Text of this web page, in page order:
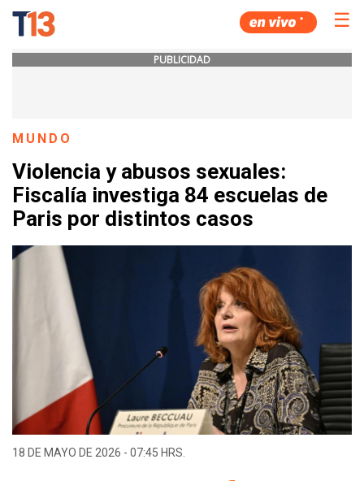
☰
PUBLICIDAD
MUNDO
Violencia y abusos sexuales:
Fiscalía investiga 84 escuelas de
Paris por distintos casos
18 DE MAYO DE 2026 - 07:45 HRS.